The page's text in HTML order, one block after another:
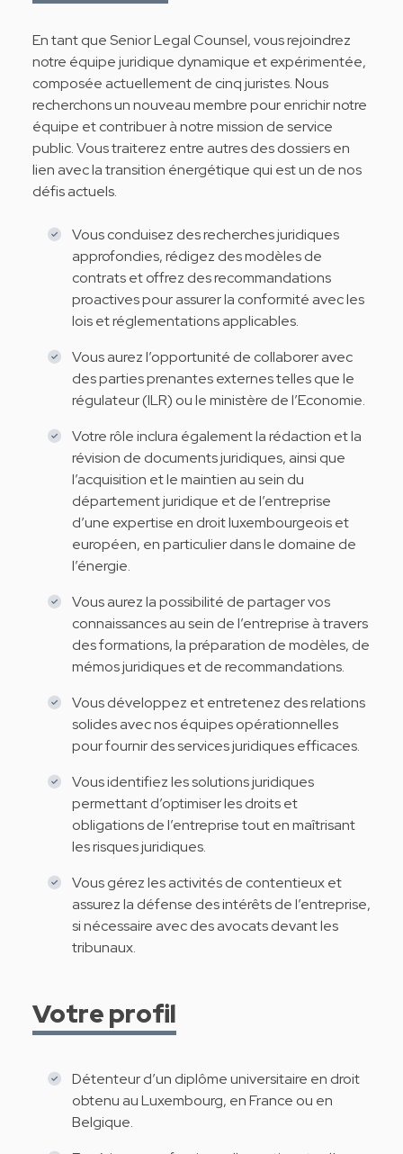
En tant que Senior Legal Counsel, vous rejoindrez
notre équipe juridique dynamique et expérimentée,
composée actuellement de cinq juristes. Nous
recherchons un nouveau membre pour enrichir notre
équipe et contribuer à notre mission de service
public. Vous traiterez entre autres des dossiers en
lien avec la transition énergétique qui est un de nos
défis actuels.
Vous conduisez des recherches juridiques
approfondies, rédigez des modèles de
contrats et offrez des recommandations
proactives pour assurer la conformité avec les
lois et réglementations applicables.
Vous aurez l’opportunité de collaborer avec
des parties prenantes externes telles que le
régulateur (ILR) ou le ministère de l’Economie.
Votre rôle inclura également la rédaction et la
révision de documents juridiques, ainsi que
l’acquisition et le maintien au sein du
département juridique et de l’entreprise
d’une expertise en droit luxembourgeois et
européen, en particulier dans le domaine de
l’énergie.
Vous aurez la possibilité de partager vos
connaissances au sein de l’entreprise à travers
des formations, la préparation de modèles, de
mémos juridiques et de recommandations.
Vous développez et entretenez des relations
solides avec nos équipes opérationnelles
pour fournir des services juridiques efficaces.
Vous identifiez les solutions juridiques
permettant d’optimiser les droits et
obligations de l’entreprise tout en maîtrisant
les risques juridiques.
Vous gérez les activités de contentieux et
assurez la défense des intérêts de l’entreprise,
si nécessaire avec des avocats devant les
tribunaux.
Votre profil
Détenteur d’un diplôme universitaire en droit
obtenu au Luxembourg, en France ou en
Belgique.